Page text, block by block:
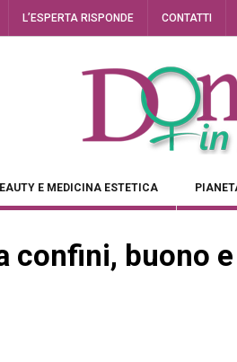
L’ESPERTA RISPONDE CONTATTI
E MEDICINA ESTETICA
confini, buono